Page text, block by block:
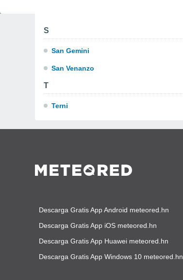
S
San Gemini
San Venanzo
T
Terni
Descarga Gratis App Android meteored.hn
Descarga Gratis App iOS meteored.hn
Descarga Gratis App Huawei meteored.hn
Descarga Gratis App Windows 10 meteored.hn